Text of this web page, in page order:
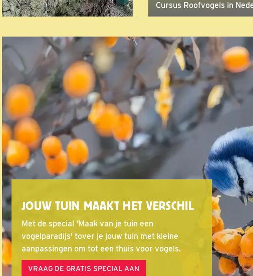
Cursus Roofvogels in
JOUW TUIN MAAKT HET VERSCHIL
Met de special 'Maak van je tuin een
vogelparadijs' tover je jouw tuin met kleine
aanpassingen om tot een thuis voor vogels.
VRAAG DE GRATIS SPECIAL AAN